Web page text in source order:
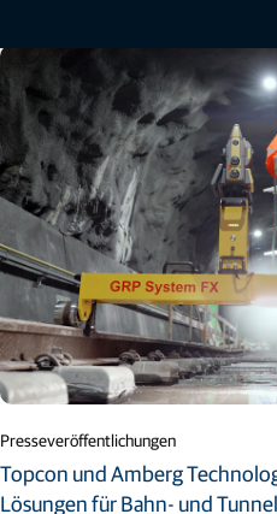
Presseveröffentlichungen
Topcon und Amberg
Lösungen für Bahn- und